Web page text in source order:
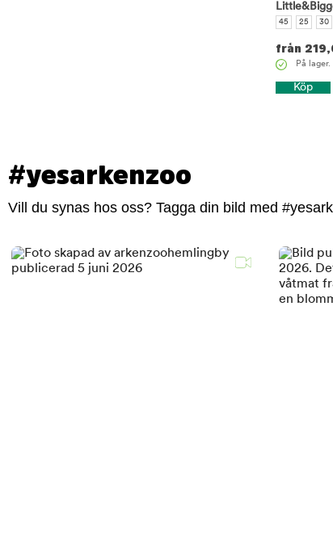
45 25 30
från
På lager.
Köp
#yesarkenzoo
Vill du synas hos oss? Tagga din bild med